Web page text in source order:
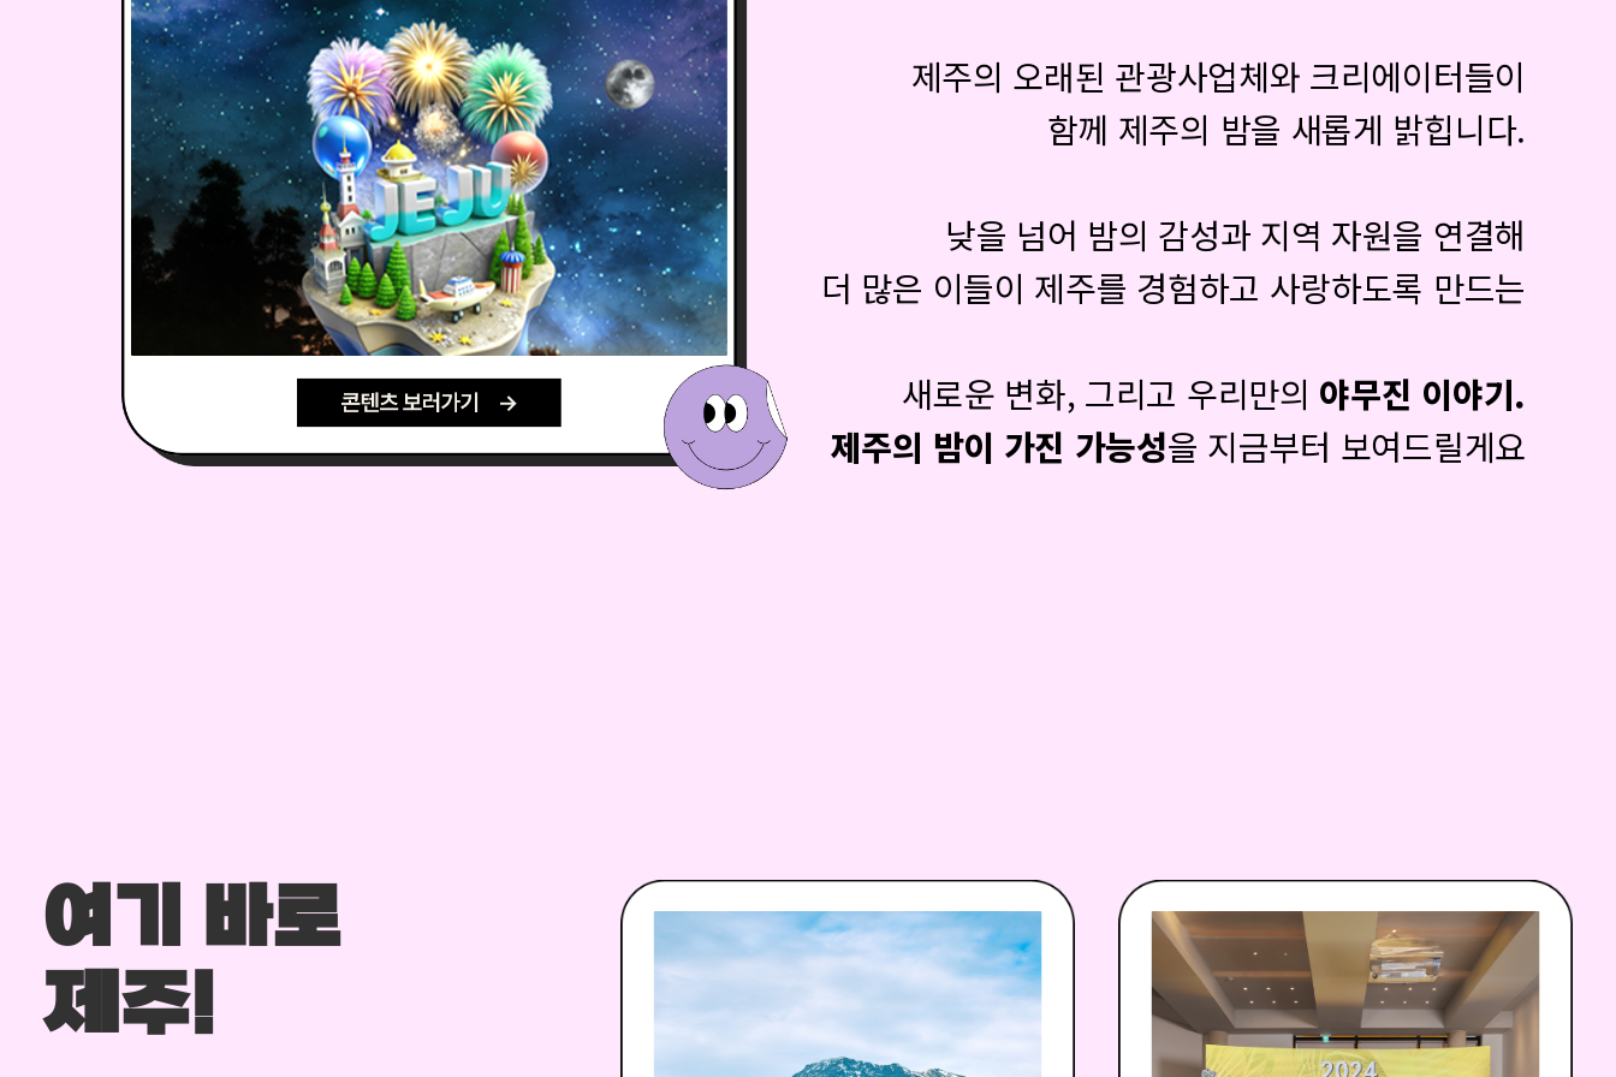
제주의 오래된 관광사업체와 크리에이터들이
함께 제주의 밤을 새롭게 밝힙니다.
낮을 넘어 밤의 감성과 지역 자원을 연결해
더 많은 이들이 제주를 경험하고 사랑하도록 만드는
새로운 변화, 그리고 우리만의 야무진 이야기.
제주의 밤이 가진 가능성을 지금부터 보여드릴게요
여기 바로
제주!
제주여행
포스팅
제주
안트레
페스티벌